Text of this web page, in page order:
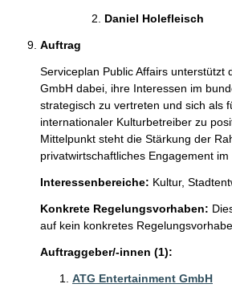
Daniel Holefleisch
Auftrag
Serviceplan Public Affairs unterstützt
GmbH dabei, ihre Interessen im
strategisch zu vertreten und sich als
internationaler Kulturbetreiber zu
Mittelpunkt steht die Stärkung der
privatwirtschaftliches Engagement im
Interessenbereiche: Kultur,
Konkrete Regelungsvorhaben:
auf kein konkretes
Auftraggeber/-innen (1):
ATG Entertainment GmbH